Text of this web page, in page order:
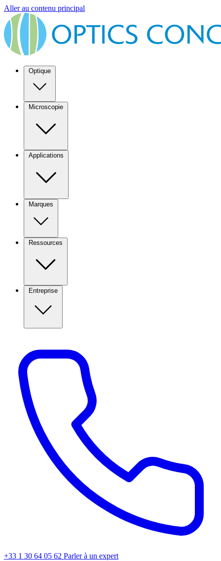
Aller au contenu principal
Optique
Microscopie
Applications
Marques
Ressources
Entreprise
+33 1 30 64 05 62 Parler à un expert